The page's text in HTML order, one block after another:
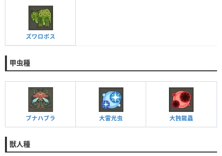
ズワロポス
甲虫種
ブナハブラ 大雷光虫 大蝕龍蟲
獣人種